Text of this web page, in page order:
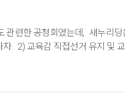
관련한 공청회였는데, 새누리